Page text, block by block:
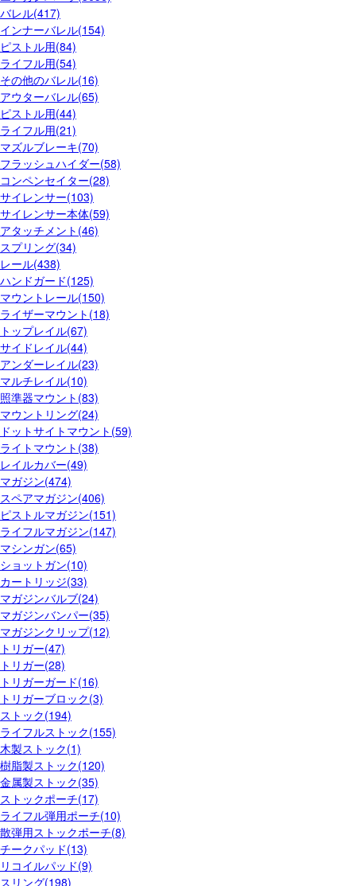
バレル(417)
インナーバレル(154)
ピストル用(84)
ライフル用(54)
その他のバレル(16)
アウターバレル(65)
ピストル用(44)
ライフル用(21)
マズルブレーキ(70)
フラッシュハイダー(58)
コンペンセイター(28)
サイレンサー(103)
サイレンサー本体(59)
アタッチメント(46)
スプリング(34)
レール(438)
ハンドガード(125)
マウントレール(150)
ライザーマウント(18)
トップレイル(67)
サイドレイル(44)
アンダーレイル(23)
マルチレイル(10)
照準器マウント(83)
マウントリング(24)
ドットサイトマウント(59)
ライトマウント(38)
レイルカバー(49)
マガジン(474)
スペアマガジン(406)
ピストルマガジン(151)
ライフルマガジン(147)
マシンガン(65)
ショットガン(10)
カートリッジ(33)
マガジンバルブ(24)
マガジンバンパー(35)
マガジンクリップ(12)
トリガー(47)
トリガー(28)
トリガーガード(16)
トリガーブロック(3)
ストック(194)
ライフルストック(155)
木製ストック(1)
樹脂製ストック(120)
金属製ストック(35)
ストックポーチ(17)
ライフル弾用ポーチ(10)
散弾用ストックポーチ(8)
チークパッド(13)
リコイルパッド(9)
スリング(198)